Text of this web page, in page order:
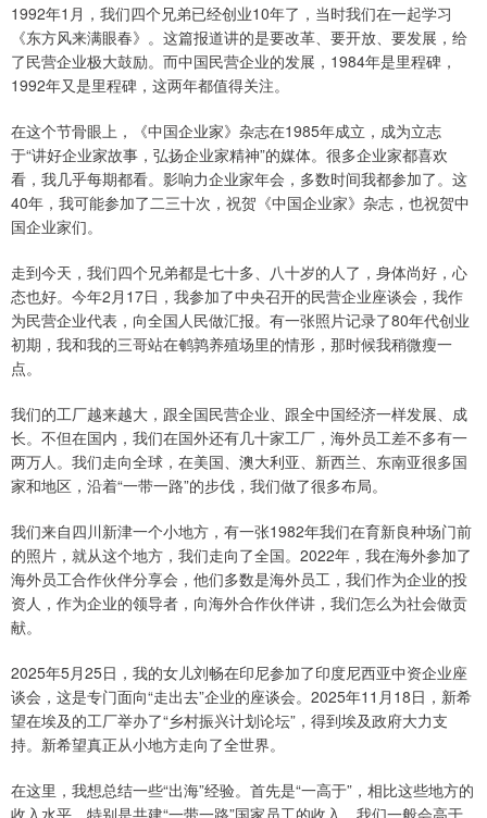
1992年1月，我们四个兄弟已经创业10年了，当时我们在一起学习
《东方风来满眼春》。这篇报道讲的是要改革、要开放、要发展，给
了民营企业极大鼓励。而中国民营企业的发展，1984年是里程碑，
1992年又是里程碑，这两年都值得关注。
在这个节骨眼上，《中国企业家》杂志在1985年成立，成为立志
于“讲好企业家故事，弘扬企业家精神”的媒体。很多企业家都喜欢
看，我几乎每期都看。影响力企业家年会，多数时间我都参加了。这
40年，我可能参加了二三十次，祝贺《中国企业家》杂志，也祝贺中
国企业家们。
走到今天，我们四个兄弟都是七十多、八十岁的人了，身体尚好，心
态也好。今年2月17日，我参加了中央召开的民营企业座谈会，我作
为民营企业代表，向全国人民做汇报。有一张照片记录了80年代创业
初期，我和我的三哥站在鹌鹑养殖场里的情形，那时候我稍微瘦一
点。
我们的工厂越来越大，跟全国民营企业、跟全中国经济一样发展、成
长。不但在国内，我们在国外还有几十家工厂，海外员工差不多有一
两万人。我们走向全球，在美国、澳大利亚、新西兰、东南亚很多国
家和地区，沿着“一带一路”的步伐，我们做了很多布局。
我们来自四川新津一个小地方，有一张1982年我们在育新良种场门前
的照片，就从这个地方，我们走向了全国。2022年，我在海外参加了
海外员工合作伙伴分享会，他们多数是海外员工，我们作为企业的投
资人，作为企业的领导者，向海外合作伙伴讲，我们怎么为社会做贡
献。
2025年5月25日，我的女儿刘畅在印尼参加了印度尼西亚中资企业座
谈会，这是专门面向“走出去”企业的座谈会。2025年11月18日，新希
望在埃及的工厂举办了“乡村振兴计划论坛”，得到埃及政府大力支
持。新希望真正从小地方走向了全世界。
在这里，我想总结一些“出海”经验。首先是“一高于”，相比这些地方的
收入水平，特别是共建“一带一路”国家员工的收入，我们一般会高于